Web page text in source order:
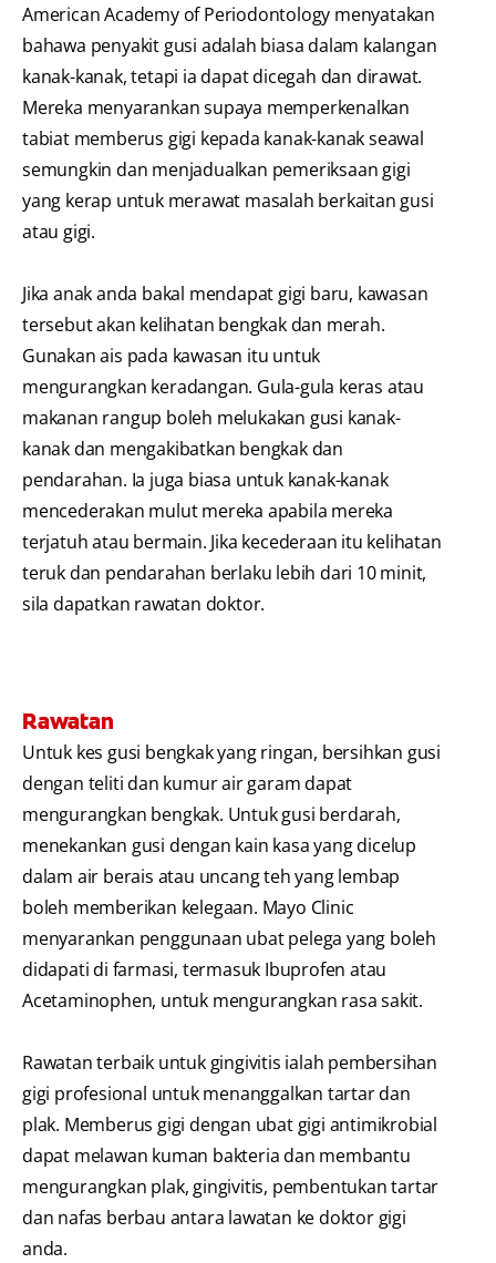
American Academy of Periodontology menyatakan
bahawa penyakit gusi adalah biasa dalam kalangan
kanak-kanak, tetapi ia dapat dicegah dan dirawat.
Mereka menyarankan supaya memperkenalkan
tabiat memberus gigi kepada kanak-kanak seawal
semungkin dan menjadualkan pemeriksaan gigi
yang kerap untuk merawat masalah berkaitan gusi
atau gigi.
Jika anak anda bakal mendapat gigi baru, kawasan
tersebut akan kelihatan bengkak dan merah.
Gunakan ais pada kawasan itu untuk
mengurangkan keradangan. Gula-gula keras atau
makanan rangup boleh melukakan gusi kanak-
kanak dan mengakibatkan bengkak dan
pendarahan. Ia juga biasa untuk kanak-kanak
mencederakan mulut mereka apabila mereka
terjatuh atau bermain. Jika kecederaan itu kelihatan
teruk dan pendarahan berlaku lebih dari 10 minit,
sila dapatkan rawatan doktor.
Rawatan
Untuk kes gusi bengkak yang ringan, bersihkan gusi
dengan teliti dan kumur air garam dapat
mengurangkan bengkak. Untuk gusi berdarah,
menekankan gusi dengan kain kasa yang dicelup
dalam air berais atau uncang teh yang lembap
boleh memberikan kelegaan. Mayo Clinic
menyarankan penggunaan ubat pelega yang boleh
didapati di farmasi, termasuk Ibuprofen atau
Acetaminophen, untuk mengurangkan rasa sakit.
Rawatan terbaik untuk gingivitis ialah pembersihan
gigi profesional untuk menanggalkan tartar dan
plak. Memberus gigi dengan ubat gigi antimikrobial
dapat melawan kuman bakteria dan membantu
mengurangkan plak, gingivitis, pembentukan tartar
dan nafas berbau antara lawatan ke doktor gigi
anda.